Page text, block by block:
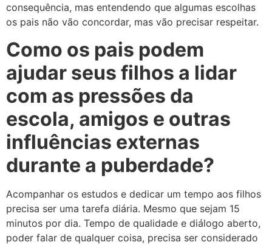
consequência, mas entendendo que algumas escolhas
os pais não vão concordar, mas vão precisar respeitar.
Como os pais podem
ajudar seus filhos a lidar
com as pressões da
escola, amigos e outras
influências externas
durante a puberdade?
Acompanhar os estudos e dedicar um tempo aos filhos
precisa ser uma tarefa diária. Mesmo que sejam 15
minutos por dia. Tempo de qualidade e diálogo aberto,
poder falar de qualquer coisa, precisa ser considerado